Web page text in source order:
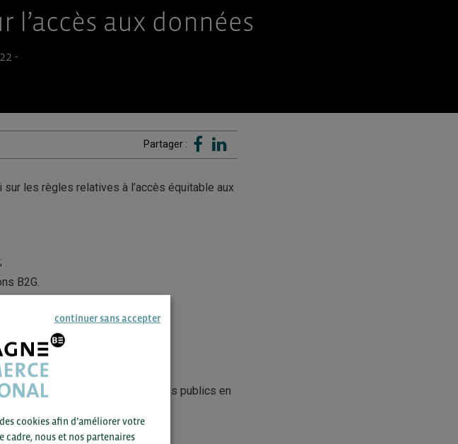
l’accès aux données
-
Partager :
les règles relatives à l’accès équitable aux
B2G.
;
les données aux organismes publics en
continuer sans accepter
cookies afin d’améliorer votre
cadre, nous et nos partenaires